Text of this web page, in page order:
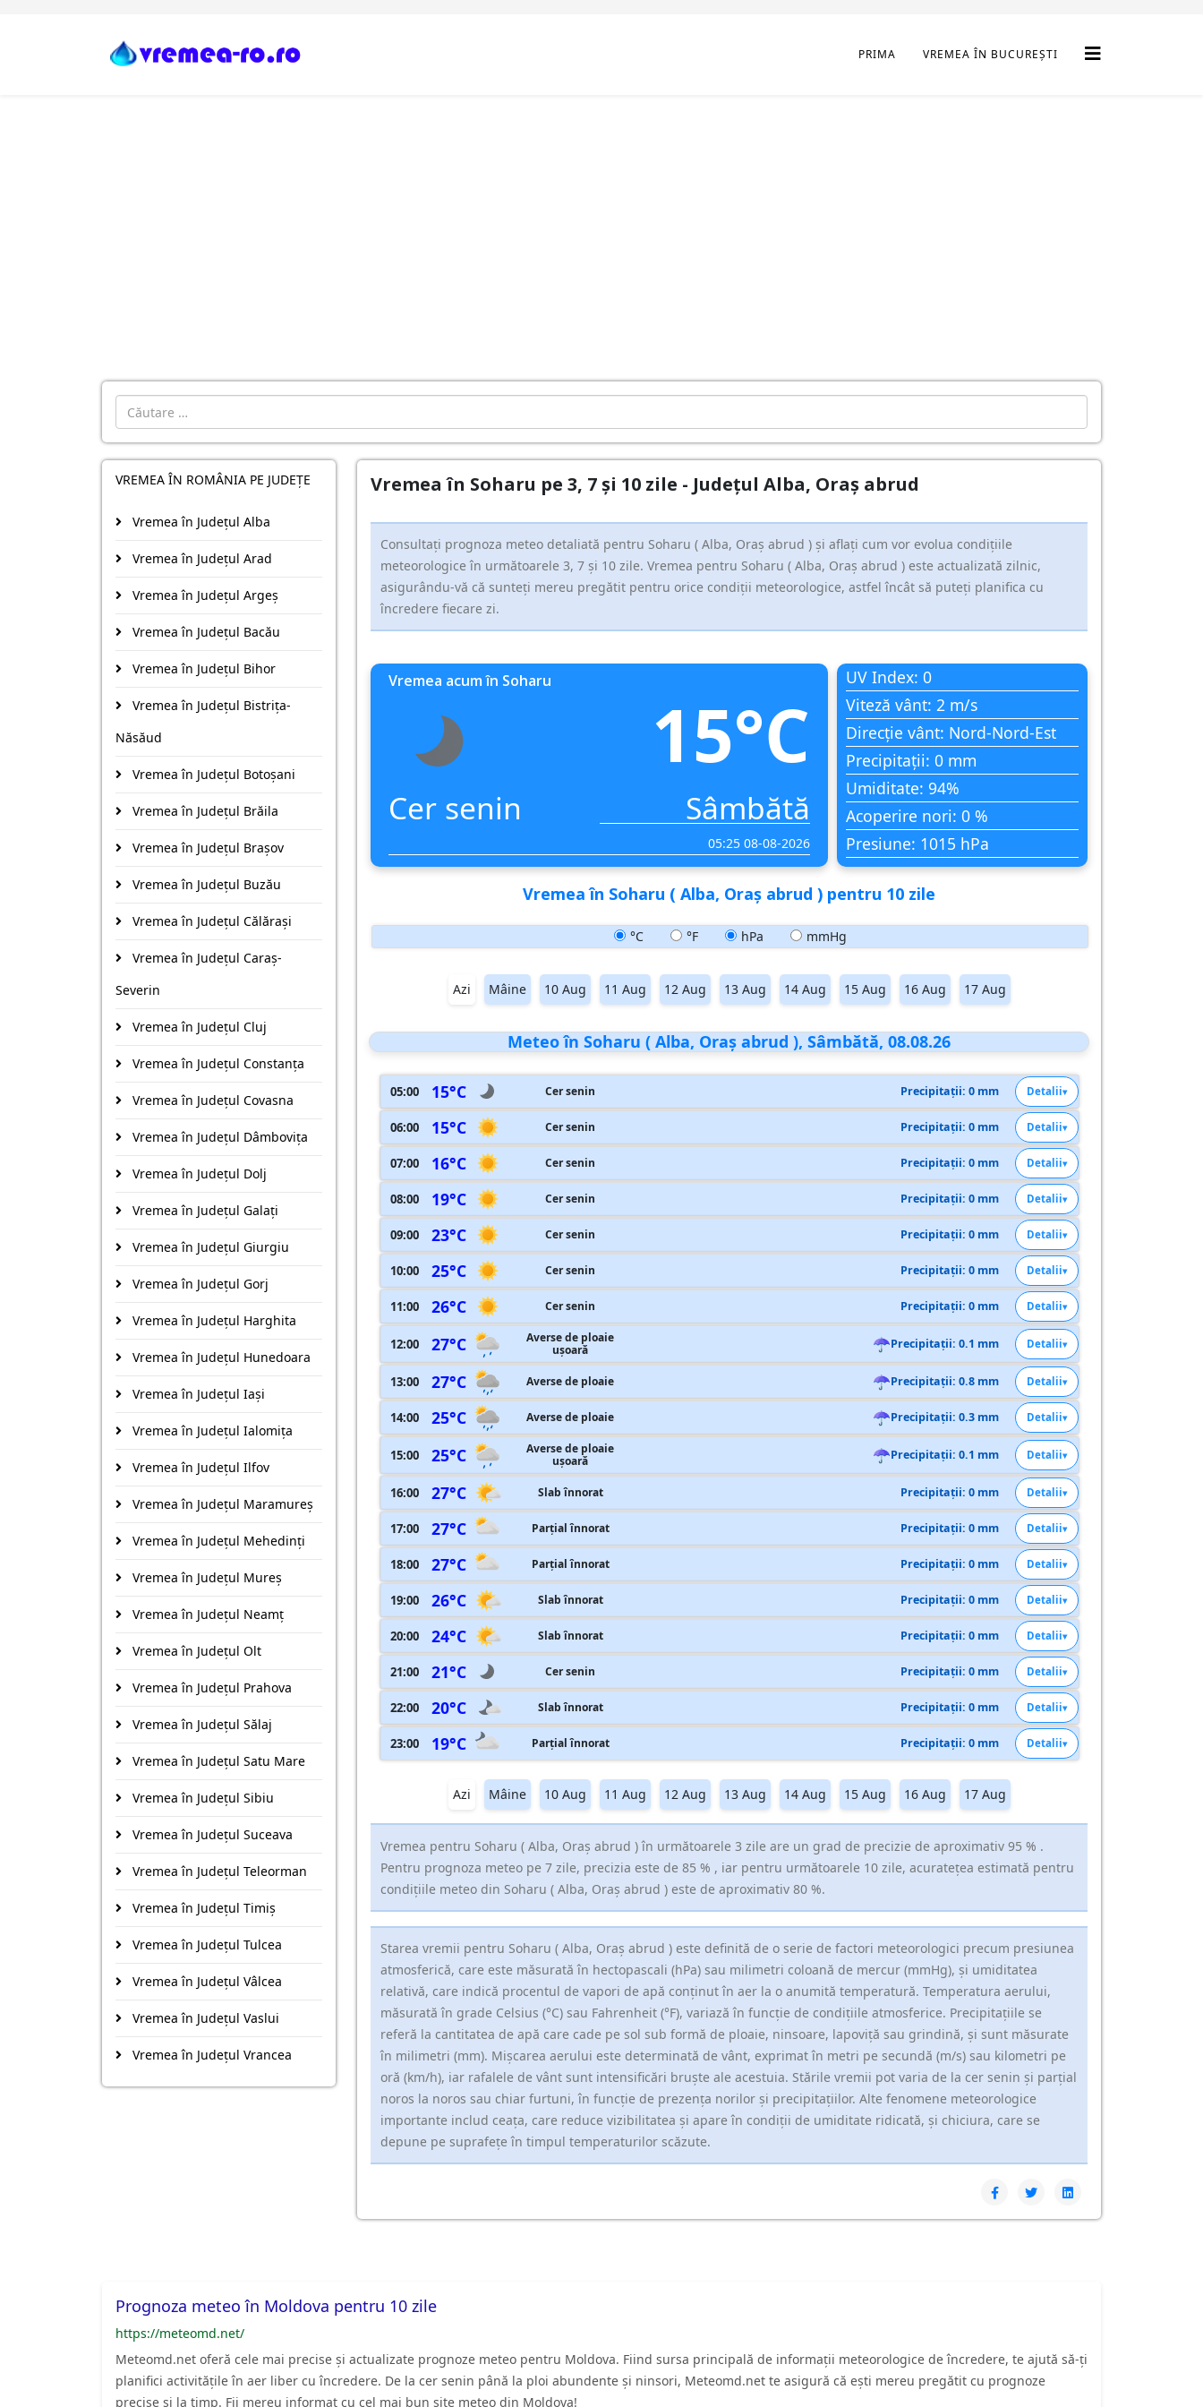
PRIMA VREMEA ÎN BUCUREȘTI
Cautare
VREMEA ÎN ROMÂNIA PE JUDEȚE
Vremea în Județul Alba
Vremea în Județul Arad
Vremea în Județul Argeş
Vremea în Județul Bacău
Vremea în Județul Bihor
Vremea în Județul Bistriţa-
Năsăud
Vremea în Județul Botoşani
Vremea în Județul Brăila
Vremea în Județul Braşov
Vremea în Județul Buzău
Vremea în Județul Călăraşi
Vremea în Județul Caraş-
Severin
Vremea în Județul Cluj
Vremea în Județul Constanţa
Vremea în Județul Covasna
Vremea în Județul Dâmboviţa
Vremea în Județul Dolj
Vremea în Județul Galaţi
Vremea în Județul Giurgiu
Vremea în Județul Gorj
Vremea în Județul Harghita
Vremea în Județul Hunedoara
Vremea în Județul Iaşi
Vremea în Județul Ialomiţa
Vremea în Județul Ilfov
Vremea în Județul Maramureş
Vremea în Județul Mehedinţi
Vremea în Județul Mureş
Vremea în Județul Neamţ
Vremea în Județul Olt
Vremea în Județul Prahova
Vremea în Județul Sălaj
Vremea în Județul Satu Mare
Vremea în Județul Sibiu
Vremea în Județul Suceava
Vremea în Județul Teleorman
Vremea în Județul Timiş
Vremea în Județul Tulcea
Vremea în Județul Vâlcea
Vremea în Județul Vaslui
Vremea în Județul Vrancea
Vremea în Soharu pe 3, 7 și 10 zile - Județul Alba, Oraş abrud
Consultați prognoza meteo detaliată pentru Soharu ( Alba, Oraş abrud ) și aflați cum vor evolua condițiile
meteorologice în următoarele 3, 7 și 10 zile. Vremea pentru Soharu ( Alba, Oraş abrud ) este actualizată zilnic,
asigurându-vă că sunteți mereu pregătit pentru orice condiții meteorologice, astfel încât să puteți planifica cu
încredere fiecare zi.
Vremea acum în Soharu
15°C
Cer senin Sâmbătă
05:25 08-08-2026
UV Index: 0
Viteză vânt: 2 m/s
Direcție vânt: Nord-Nord-Est
Precipitații: 0 mm
Umiditate: 94%
Acoperire nori: 0 %
Presiune: 1015 hPa
Vremea în Soharu ( Alba, Oraş abrud ) pentru 10 zile
°C °F hPa mmHg
Azi Mâine 10 Aug 11 Aug 12 Aug 13 Aug 14 Aug 15 Aug 16 Aug 17 Aug
Meteo în Soharu ( Alba, Oraş abrud ), Sâmbătă, 08.08.26
05:00 15°C Cer senin Precipitații: 0 mm Detalii
06:00 15°C Cer senin Precipitații: 0 mm Detalii
07:00 16°C Cer senin Precipitații: 0 mm Detalii
08:00 19°C Cer senin Precipitații: 0 mm Detalii
09:00 23°C Cer senin Precipitații: 0 mm Detalii
10:00 25°C Cer senin Precipitații: 0 mm Detalii
11:00 26°C Cer senin Precipitații: 0 mm Detalii
12:00 27°C
Averse de ploaie
ușoară
☂Precipitații: 0.1 mm Detalii
13:00 27°C Averse de ploaie ☂Precipitații: 0.8 mm Detalii
14:00 25°C Averse de ploaie ☂Precipitații: 0.3 mm Detalii
15:00 25°C
Averse de ploaie
ușoară
☂Precipitații: 0.1 mm Detalii
16:00 27°C Slab înnorat Precipitații: 0 mm Detalii
17:00 27°C Parțial înnorat Precipitații: 0 mm Detalii
18:00 27°C Parțial înnorat Precipitații: 0 mm Detalii
19:00 26°C Slab înnorat Precipitații: 0 mm Detalii
20:00 24°C Slab înnorat Precipitații: 0 mm Detalii
21:00 21°C Cer senin Precipitații: 0 mm Detalii
22:00 20°C Slab înnorat Precipitații: 0 mm Detalii
23:00 19°C Parțial înnorat Precipitații: 0 mm Detalii
Azi Mâine 10 Aug 11 Aug 12 Aug 13 Aug 14 Aug 15 Aug 16 Aug 17 Aug
Vremea pentru Soharu ( Alba, Oraş abrud ) în următoarele 3 zile are un grad de precizie de aproximativ 95 % .
Pentru prognoza meteo pe 7 zile, precizia este de 85 % , iar pentru următoarele 10 zile, acuratețea estimată pentru
condițiile meteo din Soharu ( Alba, Oraş abrud ) este de aproximativ 80 %.
Starea vremii pentru Soharu ( Alba, Oraş abrud ) este definită de o serie de factori meteorologici precum presiunea
atmosferică, care este măsurată în hectopascali (hPa) sau milimetri coloană de mercur (mmHg), și umiditatea
relativă, care indică procentul de vapori de apă conținut în aer la o anumită temperatură. Temperatura aerului,
măsurată în grade Celsius (°C) sau Fahrenheit (°F), variază în funcție de condițiile atmosferice. Precipitațiile se
referă la cantitatea de apă care cade pe sol sub formă de ploaie, ninsoare, lapoviță sau grindină, și sunt măsurate
în milimetri (mm). Mișcarea aerului este determinată de vânt, exprimat în metri pe secundă (m/s) sau kilometri pe
oră (km/h), iar rafalele de vânt sunt intensificări bruște ale acestuia. Stările vremii pot varia de la cer senin și parțial
noros la noros sau chiar furtuni, în funcție de prezența norilor și precipitațiilor. Alte fenomene meteorologice
importante includ ceața, care reduce vizibilitatea și apare în condiții de umiditate ridicată, și chiciura, care se
depune pe suprafețe în timpul temperaturilor scăzute.
Prognoza meteo în Moldova pentru 10 zile
https://meteomd.net/
Meteomd.net oferă cele mai precise și actualizate prognoze meteo pentru Moldova. Fiind sursa principală de informații meteorologice de încredere, te ajută să-ți
planifici activitățile în aer liber cu încredere. De la cer senin până la ploi abundente și ninsori, Meteomd.net te asigură că ești mereu pregătit cu prognoze
precise și la timp. Fii mereu informat cu cel mai bun site meteo din Moldova!